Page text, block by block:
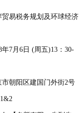
易税务规划及环球经济
7月6日 (周五)13：30-
朝阳区建国门外街2号